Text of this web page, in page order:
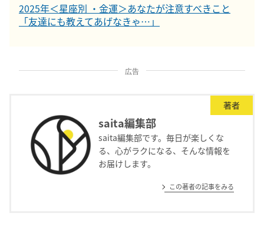
2025年＜星座別 ・金運＞あなたが注意すべきこと
「友達にも教えてあげなきゃ…」
広告
著者
saita編集部
saita編集部です。毎日が楽しくな
る、心がラクになる、そんな情報を
お届けします。
この著者の記事をみる